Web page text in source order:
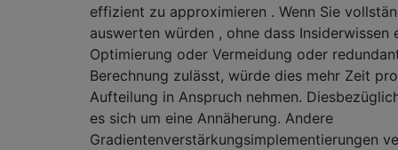
effizient zu approximieren . Wenn Sie
auswerten würden , ohne dass Insiderwissen
Optimierung oder Vermeidung oder
Berechnung zulässt, würde dies mehr Zeit pro
Aufteilung in Anspruch nehmen.
es sich um eine Annäherung. Andere
Gradientenverstärkungsimplementierungen